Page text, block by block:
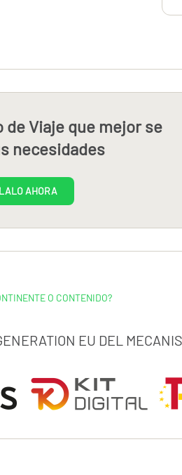
de Viaje que mejor se
necesidades
AHORA
O CONTENIDO?
EU DEL